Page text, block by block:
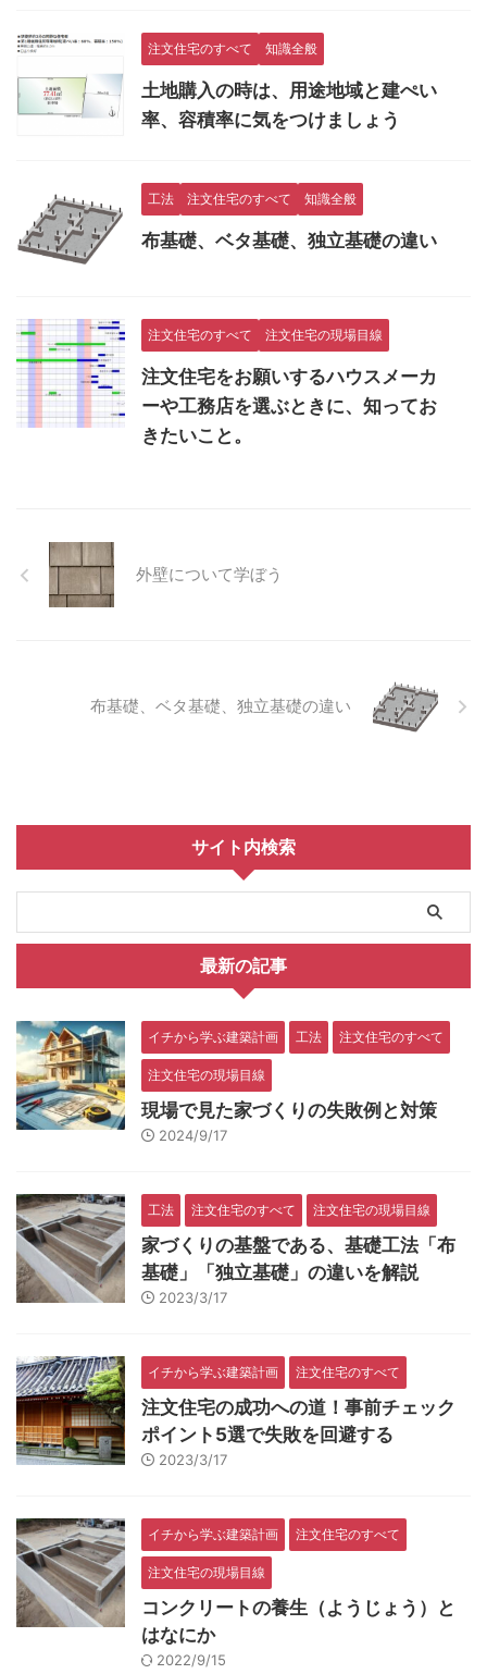
注文住宅のすべて 知識全般
土地購入の時は、用途地域と建ぺい
率、容積率に気をつけましょう
工法 注文住宅のすべて 知識全般
布基礎、ベタ基礎、独立基礎の違い
注文住宅のすべて 注文住宅の現場目線
注文住宅をお願いするハウスメーカ
ーや工務店を選ぶときに、知ってお
きたいこと。
外壁について学ぼう
布基礎、ベタ基礎、独立基礎の違い
サイト内検索
最新の記事
イチから学ぶ建築計画 工法 注文住宅のすべて
注文住宅の現場目線
現場で見た家づくりの失敗例と対策
2024/9/17
工法 注文住宅のすべて 注文住宅の現場目線
家づくりの基盤である、基礎工法「布
基礎」「独立基礎」の違いを解説
2023/3/17
イチから学ぶ建築計画 注文住宅のすべて
注文住宅の成功への道！事前チェック
ポイント5選で失敗を回避する
2023/3/17
イチから学ぶ建築計画 注文住宅のすべて
注文住宅の現場目線
コンクリートの養生（ようじょう）と
はなにか
2022/9/15